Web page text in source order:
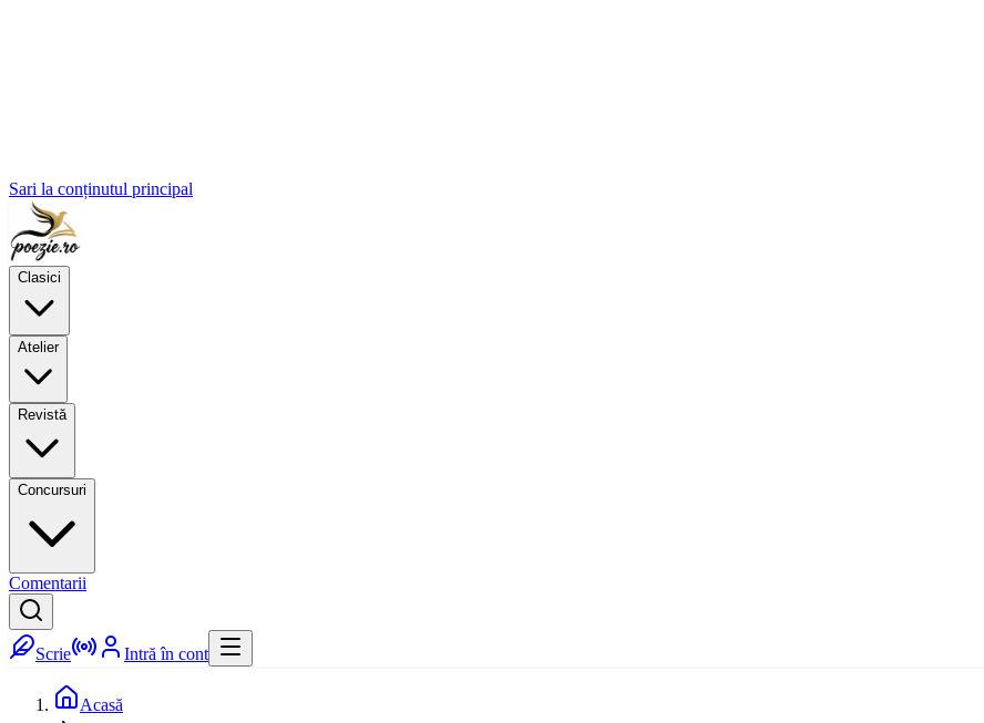
Sari la conținutul principal
Clasici
Atelier
Revistă
Concursuri
Comentarii
Scrie Intră în cont
Acasă